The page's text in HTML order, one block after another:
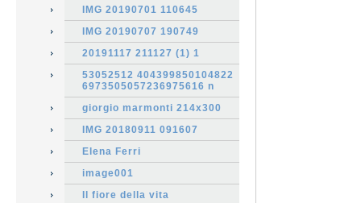
IMG 20190701 110645
IMG 20190707 190749
20191117 211127 (1) 1
53052512 404399850104822
6973505057236975616 n
giorgio marmonti 214x300
IMG 20180911 091607
Elena Ferri
image001
Il fiore della vita